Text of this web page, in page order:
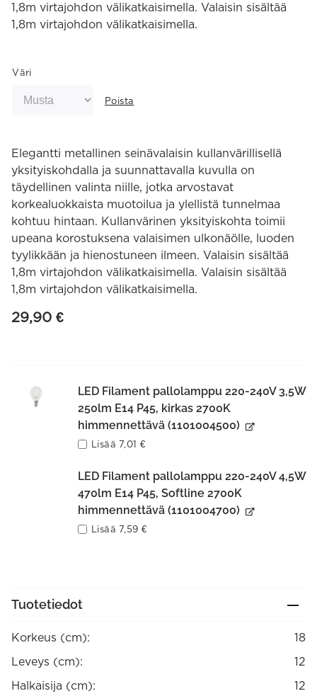
1,8m virtajohdon välikatkaisimella. Valaisin sisältää
1,8m virtajohdon välikatkaisimella.
Väri
Poista
Elegantti metallinen seinävalaisin kullanvärillisellä
yksityiskohdalla ja suunnattavalla kuvulla on
täydellinen valinta niille, jotka arvostavat
korkealuokkaista muotoilua ja ylellistä tunnelmaa
kohtuu hintaan. Kullanvärinen yksityiskohta toimii
upeana korostuksena valaisimen ulkonäölle, luoden
tyylikkään ja hienostuneen ilmeen. Valaisin sisältää
1,8m virtajohdon välikatkaisimella. Valaisin sisältää
1,8m virtajohdon välikatkaisimella.
29,90 €
LED Filament pallolamppu 220-240V 3,5W
250lm E14 P45, kirkas 2700K
himmennettävä (1101004500)
Lisää 7,01 €
LED Filament pallolamppu 220-240V 4,5W
470lm E14 P45, Softline 2700K
himmennettävä (1101004700)
Lisää 7,59 €
Tuotetiedot
Korkeus (cm):
18
Leveys (cm):
12
Halkaisija (cm):
12